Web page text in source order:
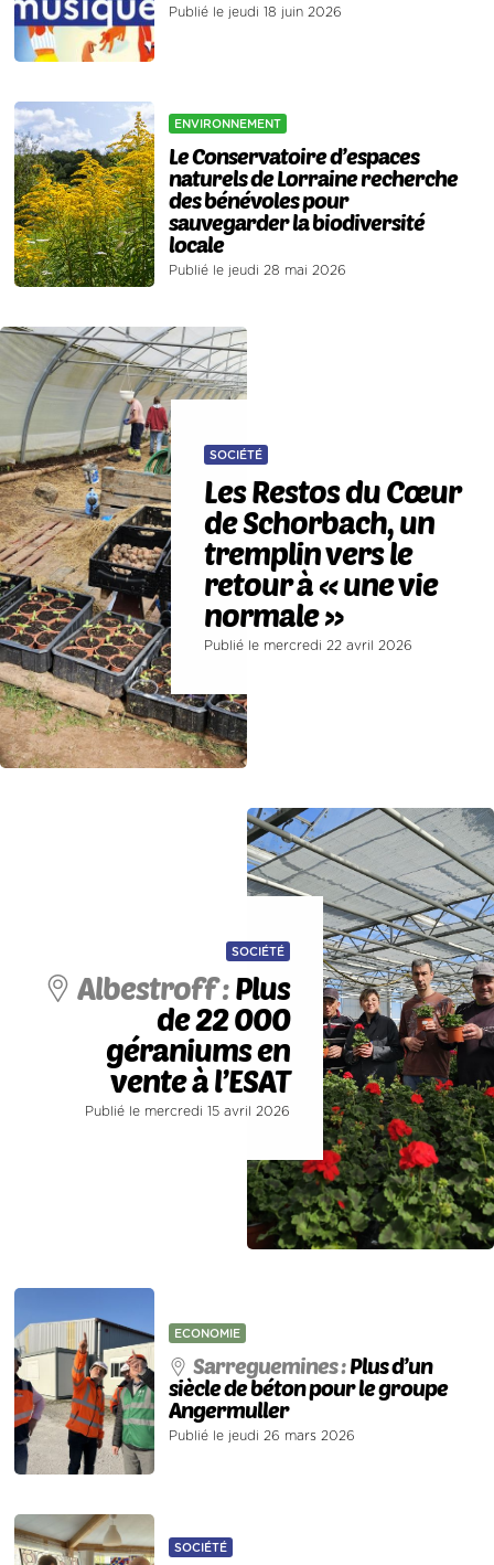
Publié le jeudi 18 juin 2026
ENVIRONNEMENT
Le Conservatoire d’espaces
naturels de Lorraine recherche
des bénévoles pour
sauvegarder la biodiversité
locale
Publié le jeudi 28 mai 2026
SOCIÉTÉ
Les Restos du Cœur
de Schorbach, un
tremplin vers le
retour à « une vie
normale »
Publié le mercredi 22 avril 2026
SOCIÉTÉ
Albestroff :Plus
de 22 000
géraniums en
vente à l’ESAT
Publié le mercredi 15 avril 2026
ECONOMIE
Sarreguemines :Plus d’un
siècle de béton pour le groupe
Angermuller
Publié le jeudi 26 mars 2026
SOCIÉTÉ